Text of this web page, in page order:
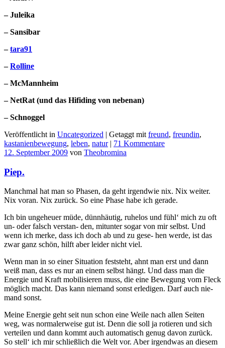
– Juleika
– Sansibar
–tara91
–Rolline
– McMannheim
– NetRat (und das Hifiding von nebenan)
– Schnoggel
Veröffentlicht in Uncategorized | Getaggt mit freund, freundin,
kastanienbewegung, leben, natur | 71 Kommentare
12. September 2009 von Theobromina
Piep.
Manchmal hat man so Phasen, da geht irgendwie nix. Nix weiter.
Nix voran. Nix zurück. So eine Phase habe ich gerade.
Ich bin ungeheuer müde, dünnhäutig, ruhelos und fühl‘ mich zu oft
un- oder falsch verstan- den, mitunter sogar von mir selbst. Und
wenn ich merke, dass ich doch ab und zu gese- hen werde, ist das
zwar ganz schön, hilft aber leider nicht viel.
Wenn man in so einer Situation feststeht, ahnt man erst und dann
weiß man, dass es nur an einem selbst hängt. Und dass man die
Energie und Kraft mobilisieren muss, die eine Bewegung vom Fleck
möglich macht. Das kann niemand sonst erledigen. Darf auch nie-
mand sonst.
Meine Energie geht seit nun schon eine Weile nach allen Seiten
weg, was normalerweise gut ist. Denn die soll ja rotieren und sich
verteilen und dann kommt auch automatisch genug davon zurück.
So stell‘ ich mir schließlich die Welt vor. Aber irgendwas an diesem